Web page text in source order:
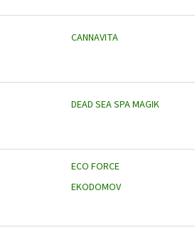
CANNAVITA
DEAD SEA SPA MAGIK
ECO FORCE
EKODOMOV